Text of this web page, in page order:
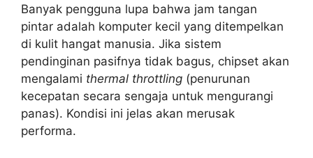
Banyak pengguna lupa bahwa jam tangan
pintar adalah komputer kecil yang ditempelkan
di kulit hangat manusia. Jika sistem
pendinginan pasifnya tidak bagus, chipset akan
mengalami thermal throttling (penurunan
kecepatan secara sengaja untuk mengurangi
panas). Kondisi ini jelas akan merusak
performa.